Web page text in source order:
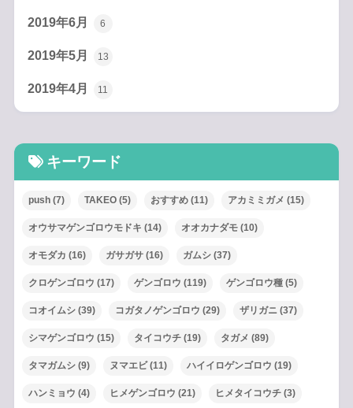
2019年6月 6
2019年5月 13
2019年4月 11
キーワード
push(7) TAKEO(5) おすすめ(11) アカミミガメ (15)
オウサマゲンゴロウモドキ (14) オオカナダモ(10)
オモダカ (16) ガサガサ(16) ガムシ(37)
クロゲンゴロウ (17) ゲンゴロウ (119) ゲンゴロウ種(5)
コオイムシ(39) コガタノゲンゴロウ (29) ザリガニ (37)
シマゲンゴロウ (15) タイコウチ(19) タガメ (89)
タマガムシ(9) ヌマエビ(11) ハイイロゲンゴロウ (19)
ハンミョウ (4) ヒメゲンゴロウ (21) ヒメタイコウチ(3)